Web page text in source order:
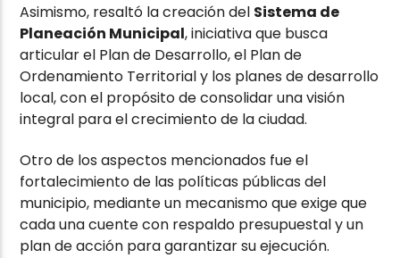
Asimismo, resaltó la creación del Sistema de
Planeación Municipal, iniciativa que busca
articular el Plan de Desarrollo, el Plan de
Ordenamiento Territorial y los planes de desarrollo
local, con el propósito de consolidar una visión
integral para el crecimiento de la ciudad.
Otro de los aspectos mencionados fue el
fortalecimiento de las políticas públicas del
municipio, mediante un mecanismo que exige que
cada una cuente con respaldo presupuestal y un
plan de acción para garantizar su ejecución.